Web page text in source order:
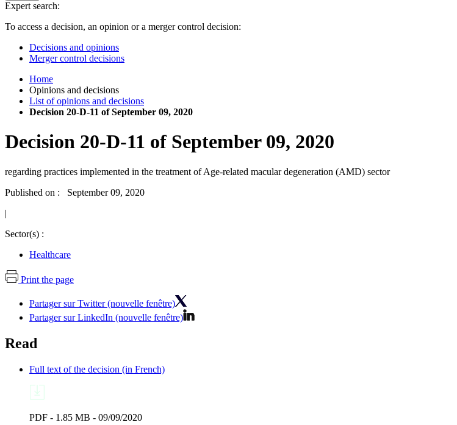
Expert search:
To access a decision, an opinion or a merger control decision:
Decisions and opinions
Merger control decisions
Home
Opinions and decisions
List of opinions and decisions
Decision 20-D-11 of September 09, 2020
Decision 20-D-11 of September 09, 2020
regarding practices implemented in the treatment of Age-related macular degeneration (AMD) sector
Published on : September 09, 2020
|
Sector(s) :
Healthcare
Print the page
Partager sur Twitter (nouvelle fenêtre)
Partager sur LinkedIn (nouvelle fenêtre)
Read
Full text of the decision (in French)
PDF - 1.85 MB - 09/09/2020